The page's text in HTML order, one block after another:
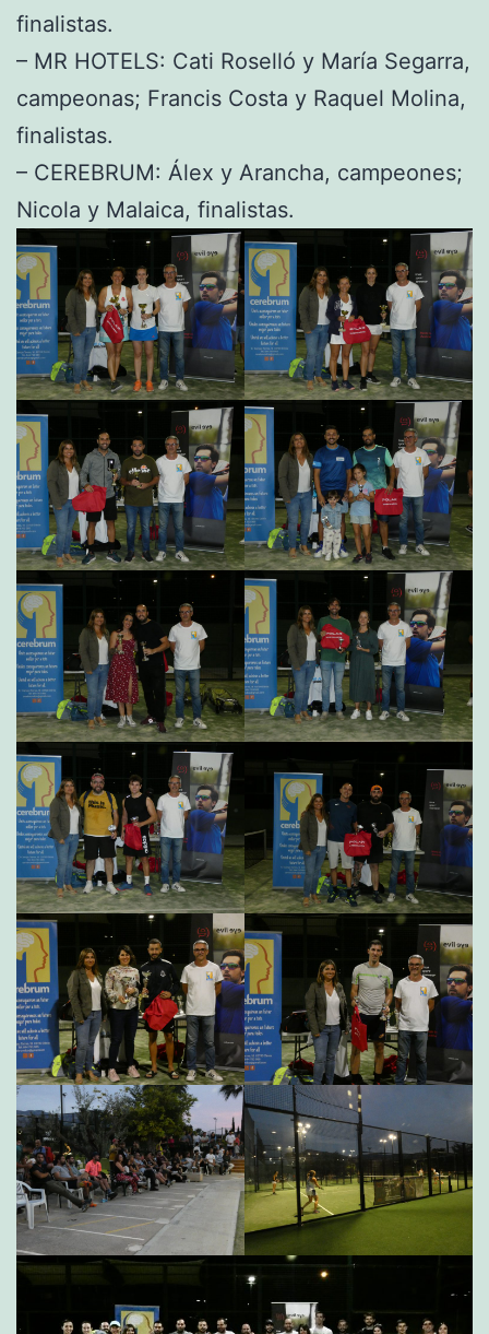
finalistas.
– MR HOTELS: Cati Roselló y María Segarra,
campeonas; Francis Costa y Raquel Molina,
finalistas.
– CEREBRUM: Álex y Arancha, campeones;
Nicola y Malaica, finalistas.